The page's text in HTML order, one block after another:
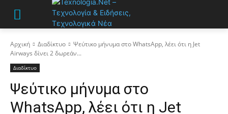
Αρχική Διαδίκτυο
Ψεύτικο μήνυμα στο WhatsApp, λέει ότι η Jet
Airways δίνει 2 δωρεάν...
Διαδίκτυο
Ψεύτικο μήνυμα στο
WhatsApp, λέει ότι η Jet